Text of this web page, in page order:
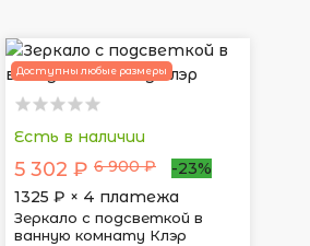
Доступны любые размеры
Есть в наличии
5 302 ₽ 6 900 ₽
-23%
1325 ₽ × 4 платежа
Зеркало с подсветкой в
ванную комнату Клэр